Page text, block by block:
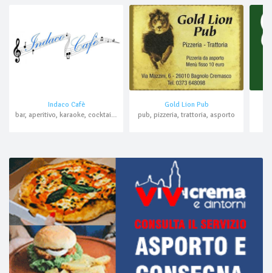
Indaco Cafè
bar, aperitivo, karaoke, cocktail bar
Gold Lion Pub
pub, pizzeria, trattoria, asporto